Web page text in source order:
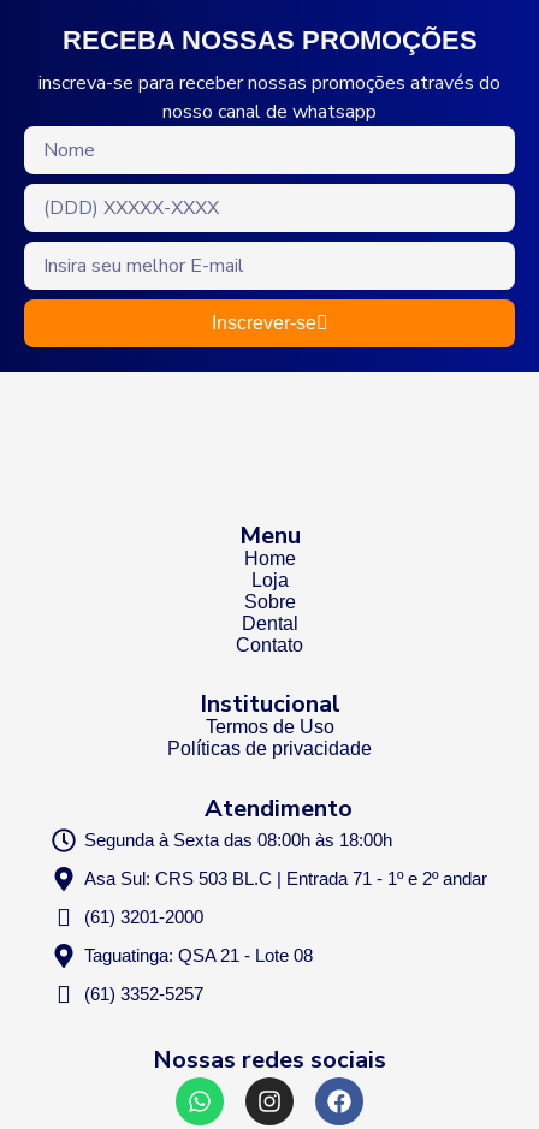
RECEBA NOSSAS PROMOÇÕES
inscreva-se para receber nossas promoções através do
nosso canal de whatsapp
Inscrever-se
Menu
Home
Loja
Sobre
Dental
Contato
Institucional
Termos de Uso
Políticas de privacidade
Atendimento
Segunda à Sexta das 08:00h às 18:00h
Asa Sul: CRS 503 BL.C | Entrada 71 - 1º e 2º andar
(61) 3201-2000
Taguatinga: QSA 21 - Lote 08
(61) 3352-5257
Nossas redes sociais